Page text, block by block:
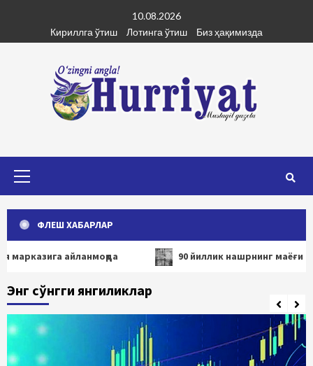
content
10.08.2026
Кириллга ўтиш
Лотинга ўтиш Биз ҳақимизда
ФЛЕШ ХАБАРЛАР
айланмоқда 90 йиллик нашрнинг маёғи
Энг сўнгги янгиликлар